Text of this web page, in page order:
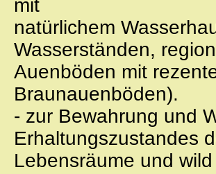
mit
natürlichem
Wasserständen,
Auenböden mit
Braunauenböden).
- zur Bewahrung und
Erhaltungszustandes
Lebensräume und